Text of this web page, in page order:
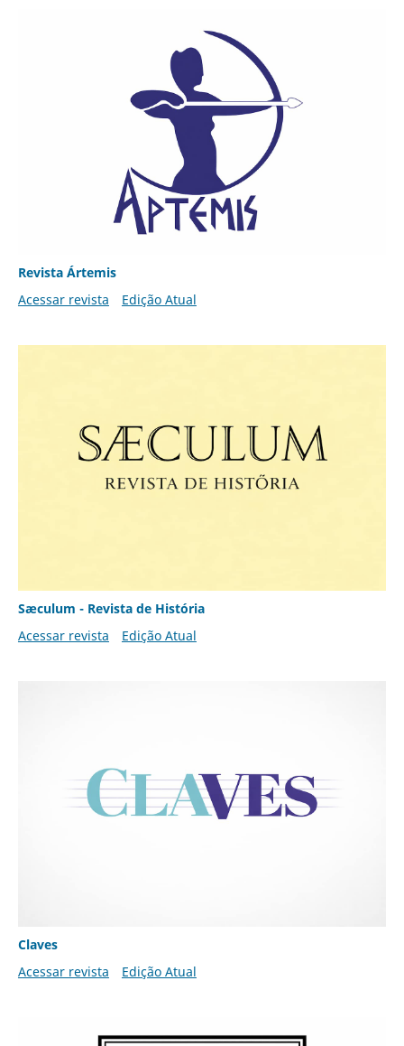
Revista Ártemis
Acessar revista
Edição Atual
Sæculum - Revista de História
Acessar revista
Edição Atual
Claves
Acessar revista
Edição Atual